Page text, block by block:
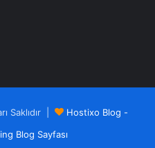
Saklıdır |
Hostixo Blog -
Blog Sayfası